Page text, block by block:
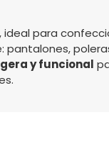
ideal para
pantalones,
y funcional